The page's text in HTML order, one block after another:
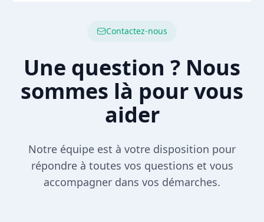
Contactez-nous
Une question ? Nous
sommes là pour vous
aider
Notre équipe est à votre disposition pour
répondre à toutes vos questions et vous
accompagner dans vos démarches.